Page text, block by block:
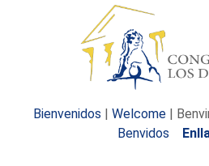
Bienvenidos | Welcome |
Benvidos